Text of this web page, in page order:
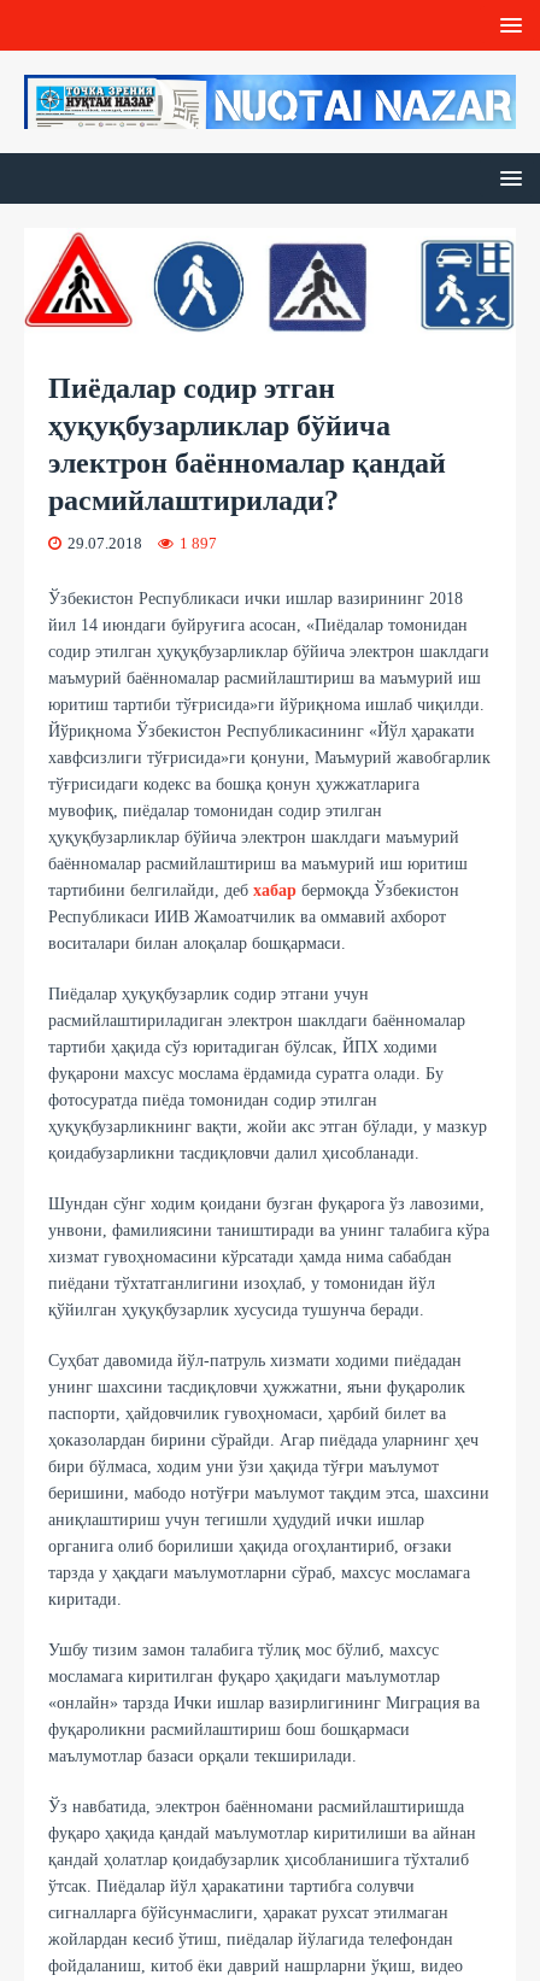
Пиёдалар содир этган
ҳуқуқбузарликлар бўйича
электрон баённомалар қандай
расмийлаштирилади?
29.07.2018 1 897
Ўзбекистон Республикаси ички ишлар вазирининг 2018
йил 14 июндаги буйруғига асосан, «Пиёдалар томонидан
содир этилган ҳуқуқбузарликлар бўйича электрон шаклдаги
маъмурий баённомалар расмийлаштириш ва маъмурий иш
юритиш тартиби тўғрисида»ги йўриқнома ишлаб чиқилди.
Йўриқнома Ўзбекистон Республикасининг «Йўл ҳаракати
хавфсизлиги тўғрисида»ги қонуни, Маъмурий жавобгарлик
тўғрисидаги кодекс ва бошқа қонун ҳужжатларига
мувофиқ, пиёдалар томонидан содир этилган
ҳуқуқбузарликлар бўйича электрон шаклдаги маъмурий
баённомалар расмийлаштириш ва маъмурий иш юритиш
тартибини белгилайди, деб хабар бермоқда Ўзбекистон
Республикаси ИИВ Жамоатчилик ва оммавий ахборот
воситалари билан алоқалар бошқармаси.
Пиёдалар ҳуқуқбузарлик содир этгани учун
расмийлаштириладиган электрон шаклдаги баённомалар
тартиби ҳақида сўз юритадиган бўлсак, ЙПХ ходими
фуқарони махсус мослама ёрдамида суратга олади. Бу
фотосуратда пиёда томонидан содир этилган
ҳуқуқбузарликнинг вақти, жойи акс этган бўлади, у мазкур
қоидабузарликни тасдиқловчи далил ҳисобланади.
Шундан сўнг ходим қоидани бузган фуқарога ўз лавозими,
унвони, фамилиясини таништиради ва унинг талабига кўра
хизмат гувоҳномасини кўрсатади ҳамда нима сабабдан
пиёдани тўхтатганлигини изоҳлаб, у томонидан йўл
қўйилган ҳуқуқбузарлик хусусида тушунча беради.
Суҳбат давомида йўл-патруль хизмати ходими пиёдадан
унинг шахсини тасдиқловчи ҳужжатни, яъни фуқаролик
паспорти, ҳайдовчилик гувоҳномаси, ҳарбий билет ва
ҳоказолардан бирини сўрайди. Агар пиёдада уларнинг ҳеч
бири бўлмаса, ходим уни ўзи ҳақида тўғри маълумот
беришини, мабодо нотўғри маълумот тақдим этса, шахсини
аниқлаштириш учун тегишли ҳудудий ички ишлар
органига олиб борилиши ҳақида огоҳлантириб, оғзаки
тарзда у ҳақдаги маълумотларни сўраб, махсус мосламага
киритади.
Ушбу тизим замон талабига тўлиқ мос бўлиб, махсус
мосламага киритилган фуқаро ҳақидаги маълумотлар
«онлайн» тарзда Ички ишлар вазирлигининг Миграция ва
фуқароликни расмийлаштириш бош бошқармаси
маълумотлар базаси орқали текширилади.
Ўз навбатида, электрон баённомани расмийлаштиришда
фуқаро ҳақида қандай маълумотлар киритилиши ва айнан
қандай ҳолатлар қоидабузарлик ҳисобланишига тўхталиб
ўтсак. Пиёдалар йўл ҳаракатини тартибга солувчи
сигналларга бўйсунмаслиги, ҳаракат рухсат этилмаган
жойлардан кесиб ўтиш, пиёдалар йўлагида телефондан
фойдаланиш, китоб ёки даврий нашрларни ўқиш, видео